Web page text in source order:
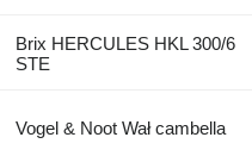
Brix HERCULES HKL 300/6
STE
Vogel & Noot Wał cambella